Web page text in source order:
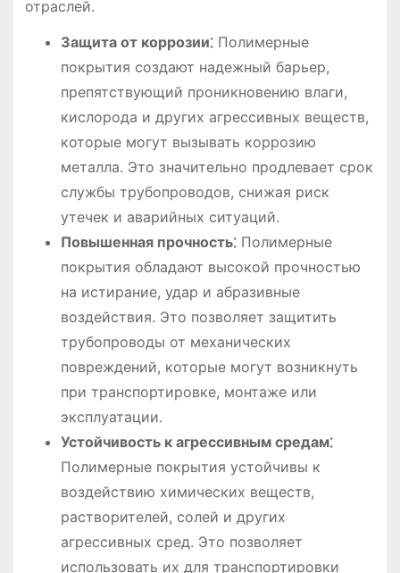
отраслей.
Защита от коррозии⁚Полимерные
покрытия создают надежный барьер,
препятствующий проникновению влаги,
кислорода и других агрессивных веществ,
которые могут вызывать коррозию
металла. Это значительно продлевает срок
службы трубопроводов, снижая риск
утечек и аварийных ситуаций.
Повышенная прочность⁚Полимерные
покрытия обладают высокой прочностью
на истирание, удар и абразивные
воздействия. Это позволяет защитить
трубопроводы от механических
повреждений, которые могут возникнуть
при транспортировке, монтаже или
эксплуатации.
Устойчивость к агрессивным средам⁚
Полимерные покрытия устойчивы к
воздействию химических веществ,
растворителей, солей и других
агрессивных сред. Это позволяет
использовать их для транспортировки